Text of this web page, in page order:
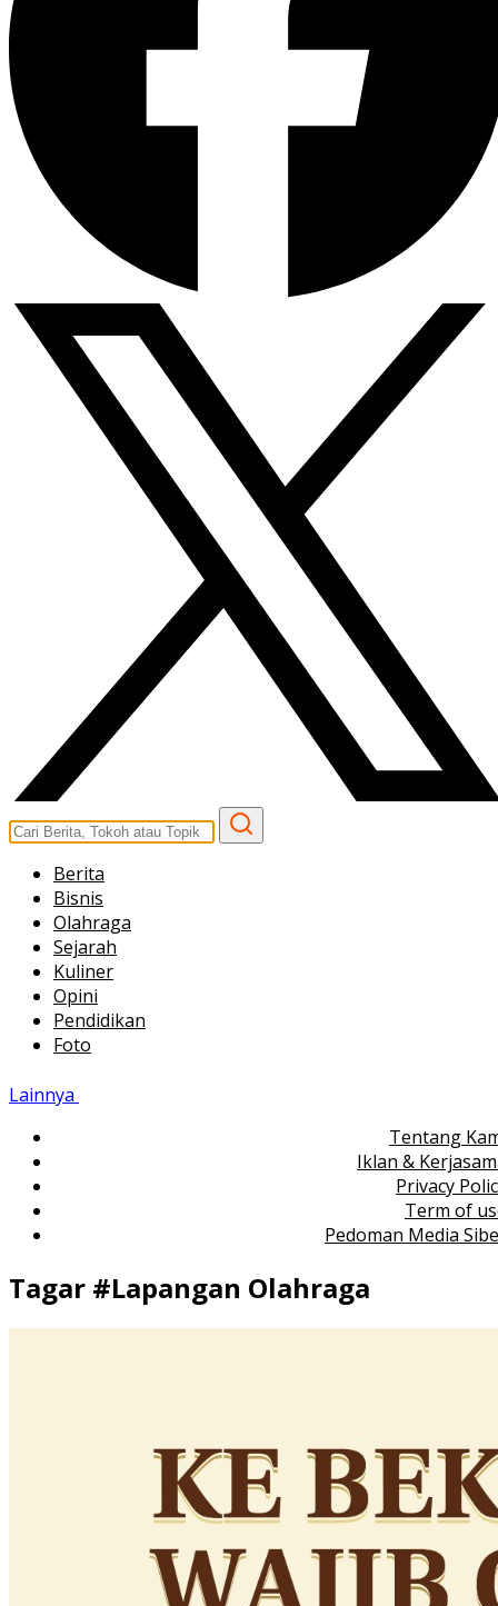
Berita
Bisnis
Olahraga
Sejarah
Kuliner
Opini
Pendidikan
Foto
Lainnya
Tentang
Iklan &
Privacy
Term of
Pedoman Media
Tagar #Lapangan Olahraga